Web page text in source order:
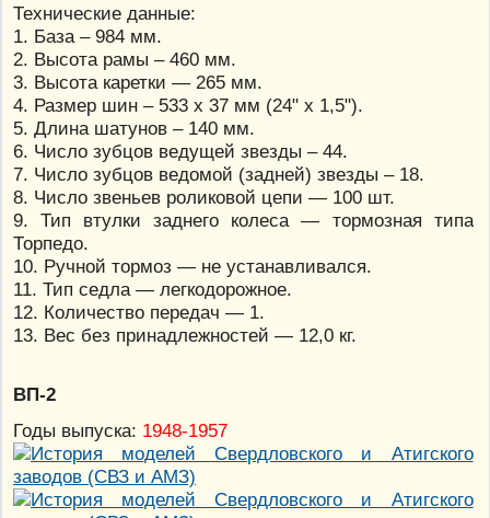
Технические данные:
1. База – 984 мм.
2. Высота рамы – 460 мм.
3. Высота каретки — 265 мм.
4. Размер шин – 533 х 37 мм (24" х 1,5").
5. Длина шатунов – 140 мм.
6. Число зубцов ведущей звезды – 44.
7. Число зубцов ведомой (задней) звезды – 18.
8. Число звеньев роликовой цепи — 100 шт.
9. Тип втулки заднего колеса — тормозная типа
Торпедо.
10. Ручной тормоз — не устанавливался.
11. Тип седла — легкодорожное.
12. Количество передач — 1.
13. Вес без принадлежностей — 12,0 кг.
ВП-2
Годы выпуска: 1948-1957